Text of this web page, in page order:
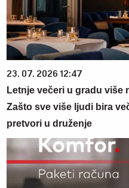
23. 07. 2026 12:47
Letnje večeri u gradu više
Zašto sve više ljudi bira
pretvori u druženje